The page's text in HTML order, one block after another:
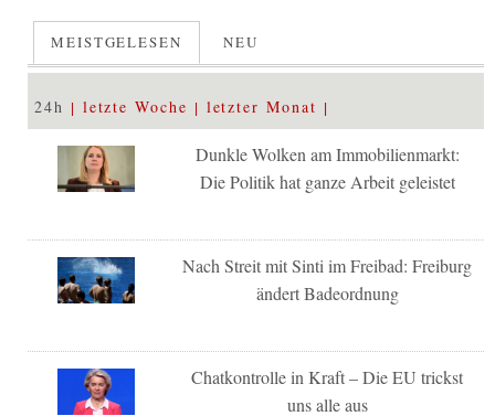
MEISTGELESEN NEU
24h letzte Woche letzter Monat
Dunkle Wolken am Immobilienmarkt:
Die Politik hat ganze Arbeit geleistet
Nach Streit mit Sinti im Freibad: Freiburg
ändert Badeordnung
Chatkontrolle in Kraft – Die EU trickst
uns alle aus